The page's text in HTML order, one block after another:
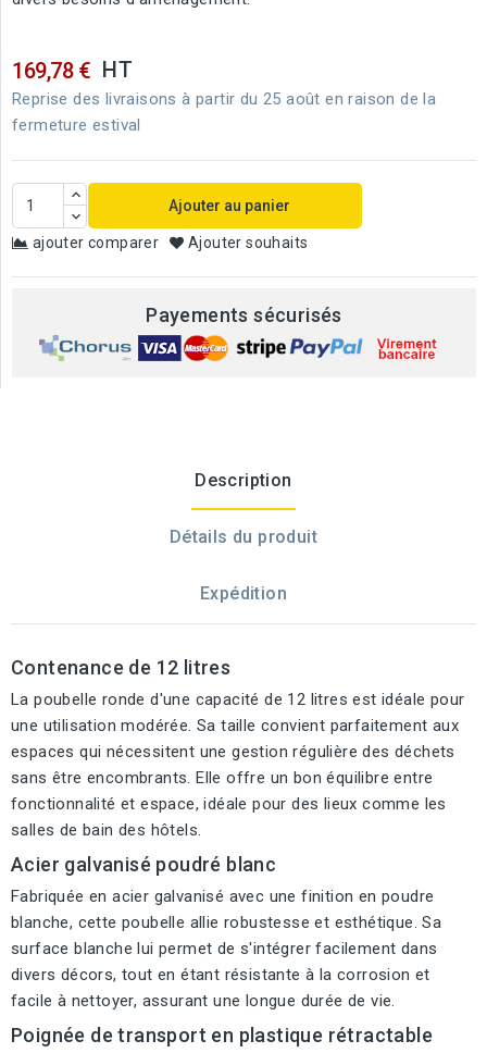
169,78 € HT
Reprise des livraisons à partir du 25 août en raison de la
fermeture estival
Ajouter au panier
ajouter comparer Ajouter souhaits
Payements sécurisés
Description
Détails du produit
Expédition
Contenance de 12 litres
La poubelle ronde d'une capacité de 12 litres est idéale pour
une utilisation modérée. Sa taille convient parfaitement aux
espaces qui nécessitent une gestion régulière des déchets
sans être encombrants. Elle offre un bon équilibre entre
fonctionnalité et espace, idéale pour des lieux comme les
salles de bain des hôtels.
Acier galvanisé poudré blanc
Fabriquée en acier galvanisé avec une finition en poudre
blanche, cette poubelle allie robustesse et esthétique. Sa
surface blanche lui permet de s'intégrer facilement dans
divers décors, tout en étant résistante à la corrosion et
facile à nettoyer, assurant une longue durée de vie.
Poignée de transport en plastique rétractable